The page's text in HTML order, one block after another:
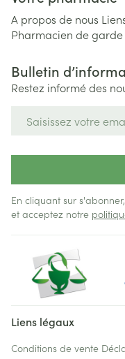
A propos de nous
Pharmacien de garde
Bulletin
Restez informé des
En cliquant sur
et acceptez notre
Liens légaux
Conditions de vente